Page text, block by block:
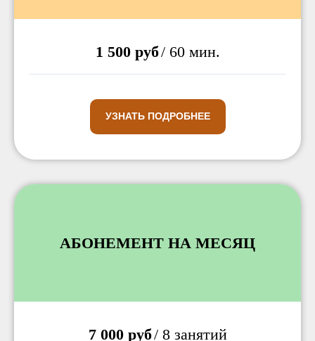
1 500 руб/ 60 мин.
УЗНАТЬ ПОДРОБНЕЕ
АБОНЕМЕНТ НА МЕСЯЦ
7 000 руб/ 8 занятий